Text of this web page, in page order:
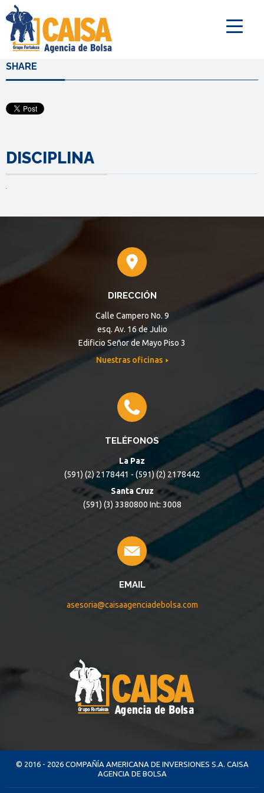
SHARE
DISCIPLINA
DIRECCIÓN
Calle Campero No. 9
esq. Av. 16 de Julio
Edificio Señor de Mayo Piso 3
Nuestras oficinas
TELÉFONOS
La Paz
(591) (2) 2178441 - (591) (2) 2178442
Santa Cruz
(591) (3) 3380800 Int: 3008
EMAIL
asesoria@caisaagenciadebolsa.com
© 2016 - 2026 COMPAÑÍA AMERICANA DE INVERSIONES S.A. CAISA
AGENCIA DE BOLSA